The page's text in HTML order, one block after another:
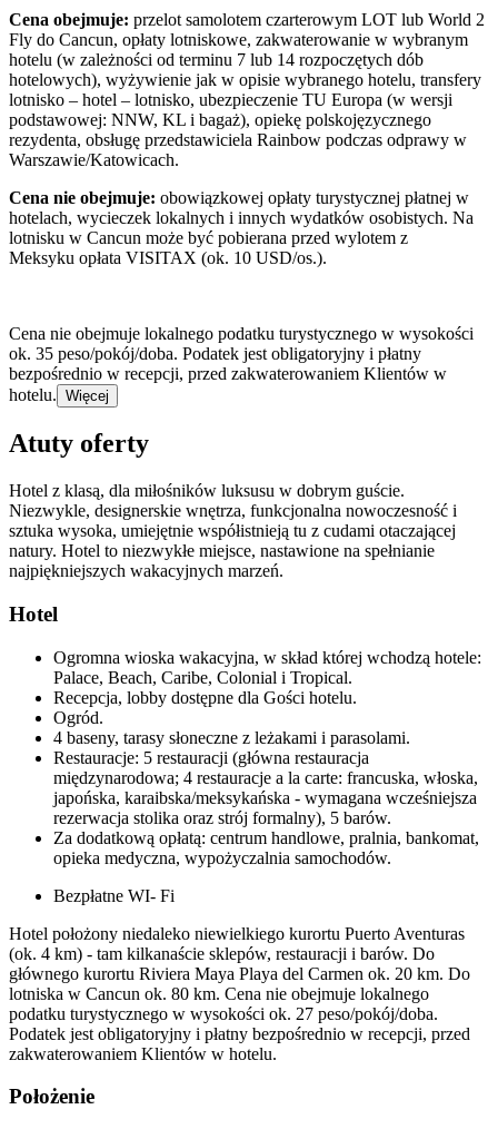
Cena obejmuje: przelot samolotem czarterowym LOT lub World 2
Fly do Cancun, opłaty lotniskowe, zakwaterowanie w wybranym
hotelu (w zależności od terminu 7 lub 14 rozpoczętych dób
hotelowych), wyżywienie jak w opisie wybranego hotelu, transfery
lotnisko – hotel – lotnisko, ubezpieczenie TU Europa (w wersji
podstawowej: NNW, KL i bagaż), opiekę polskojęzycznego
rezydenta, obsługę przedstawiciela Rainbow podczas odprawy w
Warszawie/Katowicach.
Cena nie obejmuje: obowiązkowej opłaty turystycznej płatnej w
hotelach, wycieczek lokalnych i innych wydatków osobistych. Na
lotnisku w Cancun może być pobierana przed wylotem z
Meksyku opłata VISITAX (ok. 10 USD/os.).
Cena nie obejmuje lokalnego podatku turystycznego w wysokości
ok. 35 peso/pokój/doba. Podatek jest obligatoryjny i płatny
bezpośrednio w recepcji, przed zakwaterowaniem Klientów w
hotelu. Więcej
Atuty oferty
Hotel z klasą, dla miłośników luksusu w dobrym guście.
Niezwykle, designerskie wnętrza, funkcjonalna nowoczesność i
sztuka wysoka, umiejętnie współistnieją tu z cudami otaczającej
natury. Hotel to niezwykłe miejsce, nastawione na spełnianie
najpiękniejszych wakacyjnych marzeń.
Hotel
Ogromna wioska wakacyjna, w skład której wchodzą hotele:
Palace, Beach, Caribe, Colonial i Tropical.
Recepcja, lobby dostępne dla Gości hotelu.
Ogród.
4 baseny, tarasy słoneczne z leżakami i parasolami.
Restauracje: 5 restauracji (główna restauracja
międzynarodowa; 4 restauracje a la carte: francuska, włoska,
japońska, karaibska/meksykańska - wymagana wcześniejsza
rezerwacja stolika oraz strój formalny), 5 barów.
Za dodatkową opłatą: centrum handlowe, pralnia, bankomat,
opieka medyczna, wypożyczalnia samochodów.
Bezpłatne WI- Fi
Hotel położony niedaleko niewielkiego kurortu Puerto Aventuras
(ok. 4 km) - tam kilkanaście sklepów, restauracji i barów. Do
głównego kurortu Riviera Maya Playa del Carmen ok. 20 km. Do
lotniska w Cancun ok. 80 km. Cena nie obejmuje lokalnego
podatku turystycznego w wysokości ok. 27 peso/pokój/doba.
Podatek jest obligatoryjny i płatny bezpośrednio w recepcji, przed
zakwaterowaniem Klientów w hotelu.
Położenie